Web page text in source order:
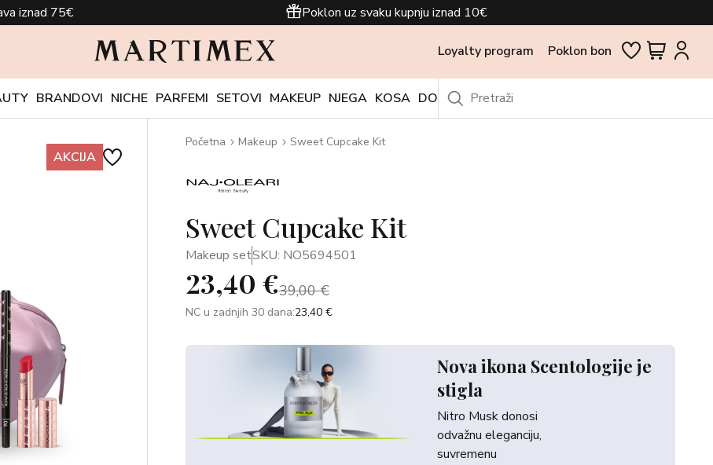
iznad 75€ Poklon uz svaku kupnju iznad 10€
Loyalty program Poklon bon
BRANDOVI NICHE PARFEMI SETOVI MAKEUP NJEGA KOSA DODACI OUTLET
AKCIJA
Početna Makeup Sweet Cupcake Kit
Sweet Cupcake Kit
Makeup setSKU: NO5694501
23,40 €39,00 €
NC u zadnjih 30 dana:23,40 €
Nova ikona Scentologije je
stigla
Nitro Musk donosi
odvažnu eleganciju,
suvremenu